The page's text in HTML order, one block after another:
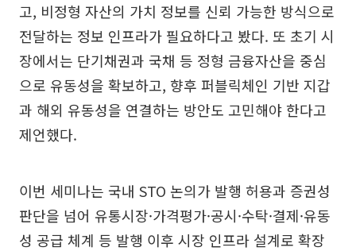
고, 비정형 자산의 가치 정보를 신뢰 가능한 방식으로
전달하는 정보 인프라가 필요하다고 봤다. 또 초기 시
장에서는 단기채권과 국채 등 정형 금융자산을 중심
으로 유동성을 확보하고, 향후 퍼블릭체인 기반 지갑
과 해외 유동성을 연결하는 방안도 고민해야 한다고
제언했다.
이번 세미나는 국내 STO 논의가 발행 허용과 증권성
판단을 넘어 유통시장·가격평가·공시·수탁·결제·유동
성 공급 체계 등 발행 이후 시장 인프라 설계로 확장